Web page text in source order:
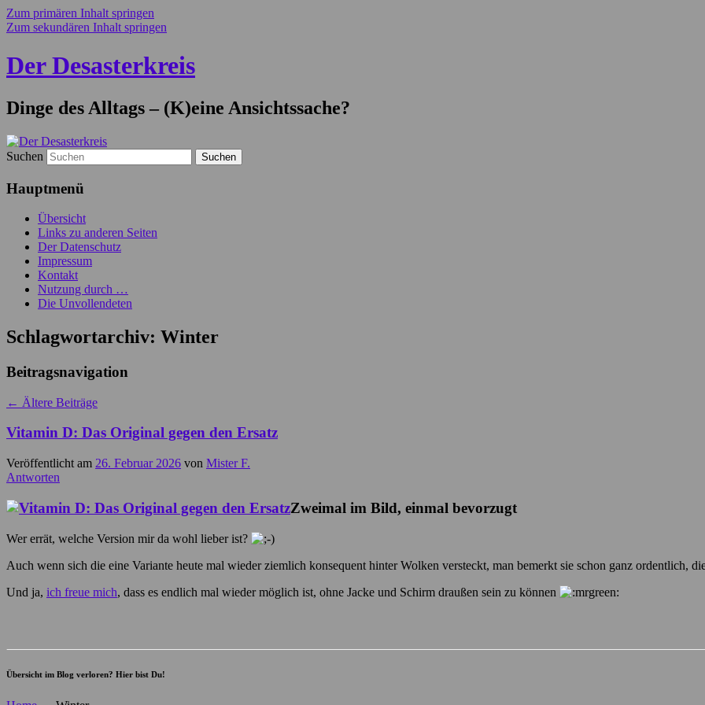
Zum primären Inhalt springen
Zum sekundären Inhalt springen
Der Desasterkreis
Dinge des Alltags – (K)eine Ansichtssache?
Suchen
Hauptmenü
Übersicht
Links zu anderen Seiten
Der Datenschutz
Impressum
Kontakt
Nutzung durch …
Die Unvollendeten
Schlagwortarchiv: Winter
Beitragsnavigation
← Ältere Beiträge
Vitamin D: Das Original gegen den Ersatz
Veröffentlicht am 26. Februar 2026 von Mister F.
Antworten
Zweimal im Bild, einmal bevorzugt
Wer errät, welche Version mir da wohl lieber ist?
Auch wenn sich die eine Variante heute mal wieder ziemlich konsequent hinter Wolken versteckt, man bemerkt sie schon ganz ordentlich,
Und ja, ich freue mich, dass es endlich mal wieder möglich ist, ohne Jacke und Schirm draußen sein zu können
Übersicht im Blog verloren? Hier bist Du!